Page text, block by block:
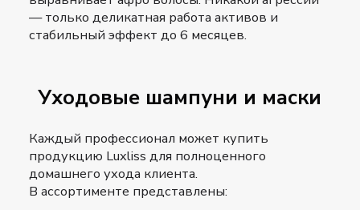
— только деликатная работа активов и
стабильный эффект до 6 месяцев.
Уходовые шампуни и маски
Каждый профессионал может купить
продукцию Luxliss для полноценного
домашнего ухода клиента.
В ассортименте представлены: